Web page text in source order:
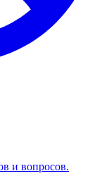
и вопросов.